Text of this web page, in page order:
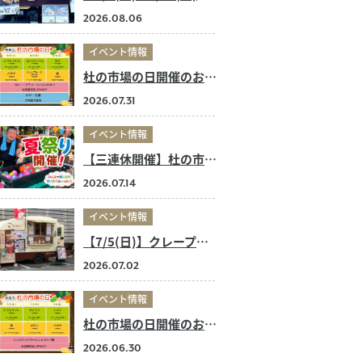
2026.08.06
イベント情報
杜の市場の日開催のお知らせ
2026.07.31
イベント情報
【三連休開催】杜の市場の夏祭り！
2026.07.14
イベント情報
【7/5(日)】クレープ店キッチンカー 出店のお知らせ
2026.07.02
イベント情報
杜の市場の日開催のお知らせ
2026.06.30